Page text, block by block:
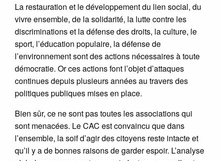
La restauration et le développement du lien social, du
vivre ensemble, de la solidarité, la lutte contre les
discriminations et la défense des droits, la culture, le
sport, l’éducation populaire, la défense de
l’environnement sont des actions nécessaires à toute
démocratie. Or ces actions font l’objet d’attaques
continues depuis plusieurs années au travers des
politiques publiques mises en place.
Bien sûr, ce ne sont pas toutes les associations qui
sont menacées. Le CAC est convaincu que dans
l’ensemble, la soif d’agir des citoyens reste intacte et
qu’il y a de bonnes raisons de garder espoir. L’analyse